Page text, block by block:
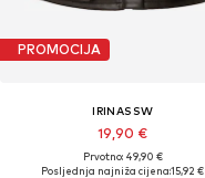
PROMOCIJA
IRINASSW
19,90 €
Prvotno: 49,90 €
Posljednja najniža cijena:15,92 €